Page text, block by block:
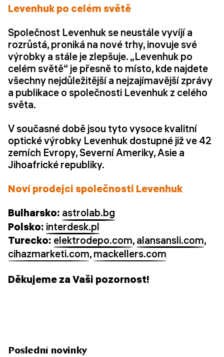
Levenhuk po celém světě
Společnost Levenhuk se neustále vyvíjí a
rozrůstá, proniká na nové trhy, inovuje své
výrobky a stále je zlepšuje. „Levenhuk po
celém světě“ je přesně to místo, kde najdete
všechny nejdůležitější a nejzajímavější zprávy
a publikace o společnosti Levenhuk z celého
světa.
V současné době jsou tyto vysoce kvalitní
optické výrobky Levenhuk dostupné již ve 42
zemích Evropy, Severní Ameriky, Asie a
Jihoafrické republiky.
Noví prodejci společnosti Levenhuk
Bulharsko: astrolab.bg
Polsko: interdesk.pl
Turecko: elektrodepo.com, alansansli.com,
cihazmarketi.com, mackellers.com
Děkujeme za Vaši pozornost!
Poslední novinky